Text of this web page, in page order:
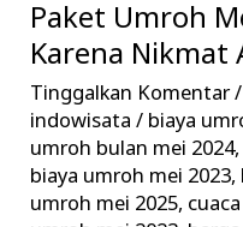
Paket Umroh
Karena Nikmat
Tinggalkan Komentar/
indowisata/ biaya
umroh bulan mei 2024,
biaya umroh mei 2023,
umroh mei 2025,
Paket
Umroh
Mei
–
Bersyukur
Karena
Nikmat